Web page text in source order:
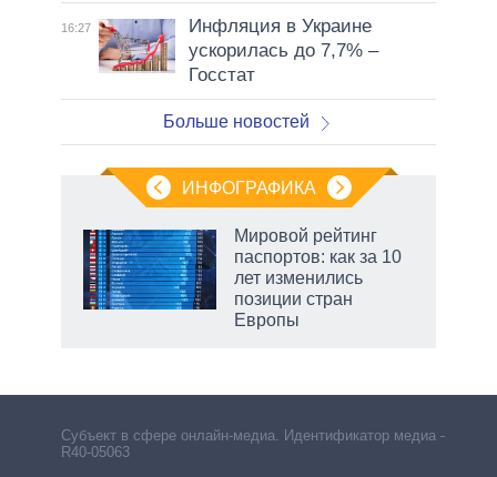
16:27
Инфляция в Украине
ускорилась до 7,7% –
Госстат
Больше новостей
ИНФОГРАФИКА
Мировой рейтинг
паспортов: как за 10
лет изменились
позиции стран
Европы
Субъект в сфере онлайн-медиа. Идентификатор медиа –
R40-05063